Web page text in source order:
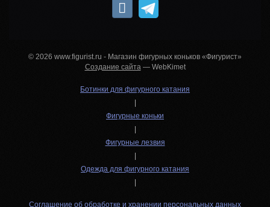
© 2026 www.figurist.ru - Магазин фигурных коньков «Фигурист»
Создание сайта — WebKimet
Ботинки для фигурного катания
|
Фигурные коньки
|
Фигурные лезвия
|
Одежда для фигурного катания
|
Соглашение об обработке и хранении персональных данных